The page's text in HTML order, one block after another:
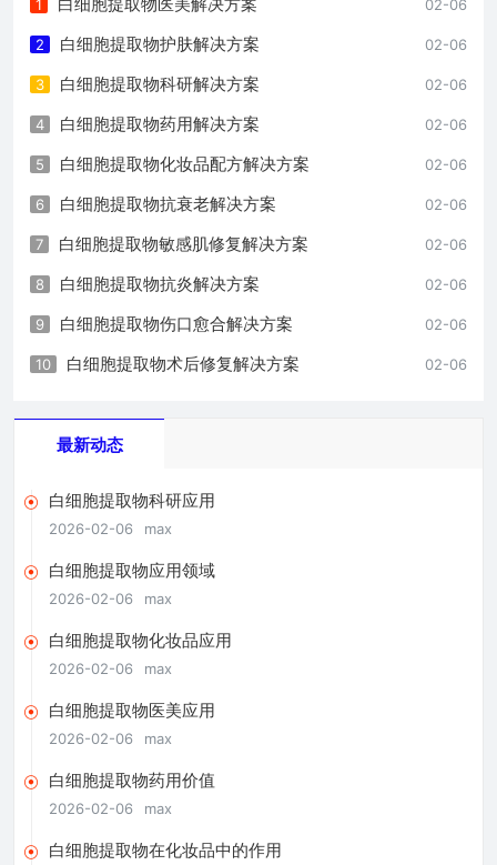
02-06
1
02-06
2 白细胞提取物护肤解决方案
02-06
3 白细胞提取物科研解决方案
02-06
4 白细胞提取物药用解决方案
02-06
5 白细胞提取物化妆品配方解决方案
02-06
6 白细胞提取物抗衰老解决方案
02-06
7 白细胞提取物敏感肌修复解决方案
02-06
8 白细胞提取物抗炎解决方案
02-06
9 白细胞提取物伤口愈合解决方案
02-06
10 白细胞提取物术后修复解决方案
最新动态
白细胞提取物科研应用
2026-02-06 max
白细胞提取物应用领域
2026-02-06 max
白细胞提取物化妆品应用
2026-02-06 max
白细胞提取物医美应用
2026-02-06 max
白细胞提取物药用价值
2026-02-06 max
白细胞提取物在化妆品中的作用